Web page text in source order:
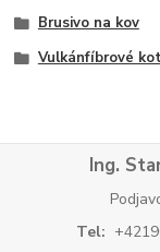
Brusivo na kov
Vulkánfíbrové
Ing.
Tel: